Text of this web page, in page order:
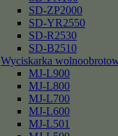
SD-ZP2000
SD-YR2550
SD-R2530
SD-B2510
Wyciskarka
MJ-L900
MJ-L800
MJ-L700
MJ-L600
MJ-L501